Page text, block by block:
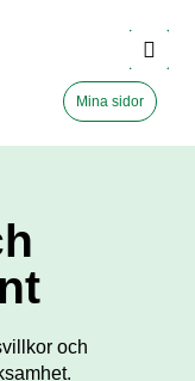
Mina sidor
och